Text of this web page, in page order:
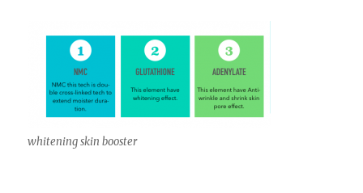
whitening skin booster